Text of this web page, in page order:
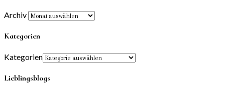
Archiv
Kategorien
Kategorien
Lieblingsblogs